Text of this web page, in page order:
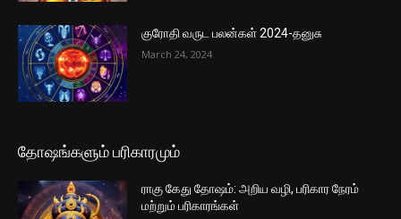
குரோதி வருட பலன்கள் 2024-தனுசு
March 24, 2024
தோஷங்களும் பரிகாரமும்
ராகு கேது தோஷம்: அறிய வழி, பரிகார நேரம்
மற்றும் பரிகாரங்கள்